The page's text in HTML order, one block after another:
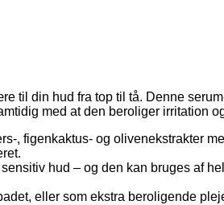
til din hud fra top til tå. Denne
med at den beroliger irritation
figenkaktus‑ og olivenekstrakter
hud – og den kan bruges af
eller som ekstra beroligende